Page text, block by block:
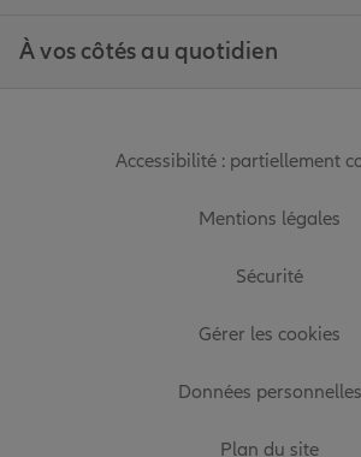
À vos côtés au quotidien
Accessibilité : partiellement
Mentions légales
Sécurité
Gérer les cookies
Données personnelles
Plan du site